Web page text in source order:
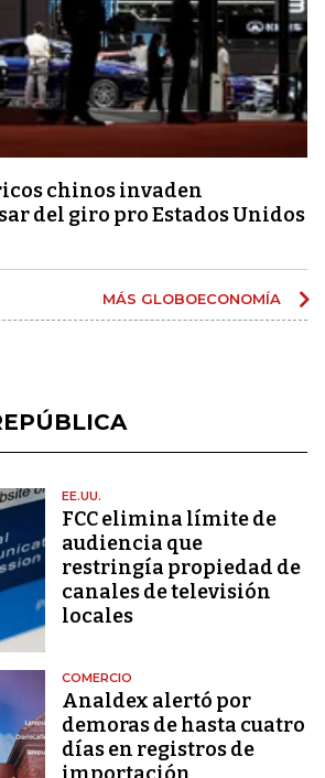
chinos invaden
del giro pro Estados Unidos
MÁS GLOBOECONOMÍA
EE.UU.
FCC elimina límite de
audiencia que
restringía propiedad de
canales de televisión
locales
COMERCIO
Analdex alertó por
demoras de hasta cuatro
días en registros de